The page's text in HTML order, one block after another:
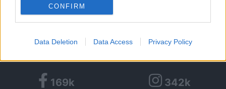
I want to allow Google to enable storage
CONFIRM
Data Deletion Data Access Privacy Policy
Ciao a tutti, è la prima volta che scrivo su questo forum. Abbiamo un
aleandrea07 Oggi alle 21:16
169k 342k